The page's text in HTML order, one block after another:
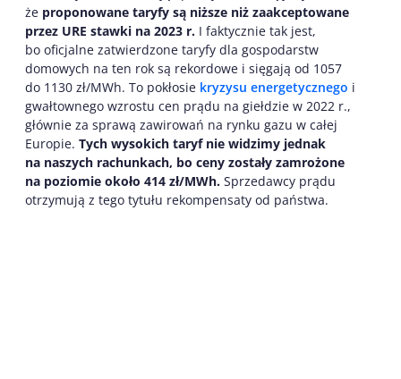
że proponowane taryfy są niższe niż zaakceptowane
przez URE stawki na 2023 r. I faktycznie tak jest,
bo oficjalne zatwierdzone taryfy dla gospodarstw
domowych na ten rok są rekordowe i sięgają od 1057
do 1130 zł/MWh. To pokłosie kryzysu energetycznego i
gwałtownego wzrostu cen prądu na giełdzie w 2022 r.,
głównie za sprawą zawirowań na rynku gazu w całej
Europie. Tych wysokich taryf nie widzimy jednak
na naszych rachunkach, bo ceny zostały zamrożone
na poziomie około 414 zł/MWh. Sprzedawcy prądu
otrzymują z tego tytułu rekompensaty od państwa.